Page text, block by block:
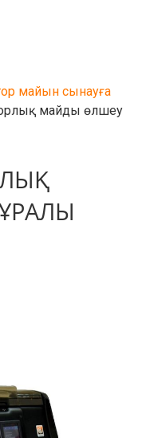
майын сынауға
майды өлшеу